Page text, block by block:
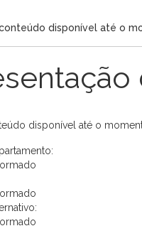
disponível até o
disponível até o